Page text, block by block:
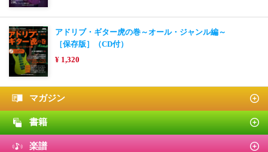
アドリブ・ギター虎の巻～オール・ジャンル編～
［保存版］（CD付）
¥ 1,320
マガジン
書籍
楽譜